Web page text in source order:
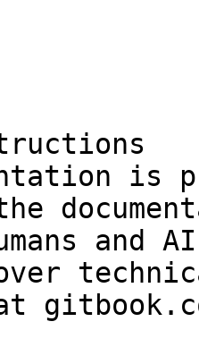
is
and
over